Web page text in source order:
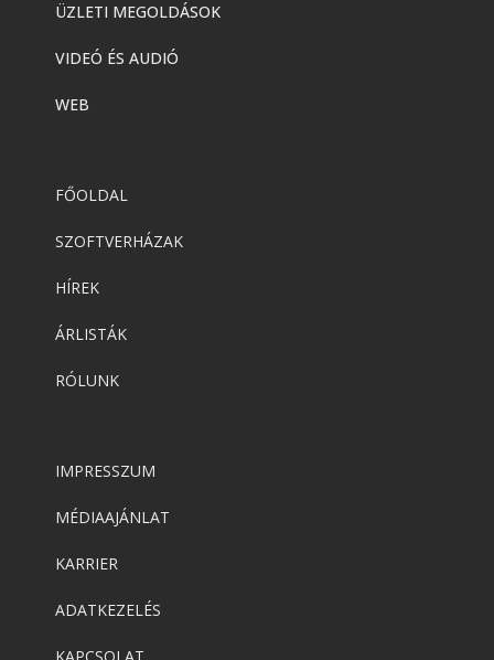
ÜZLETI MEGOLDÁSOK
VIDEÓ ÉS AUDIÓ
WEB
FŐOLDAL
SZOFTVERHÁZAK
HÍREK
ÁRLISTÁK
RÓLUNK
IMPRESSZUM
MÉDIAAJÁNLAT
KARRIER
ADATKEZELÉS